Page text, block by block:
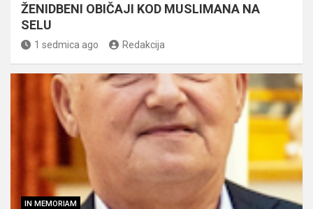
ŽENIDBENI OBIČAJI KOD MUSLIMANA NA
SELU
1 sedmica ago Redakcija
IN MEMORIAM